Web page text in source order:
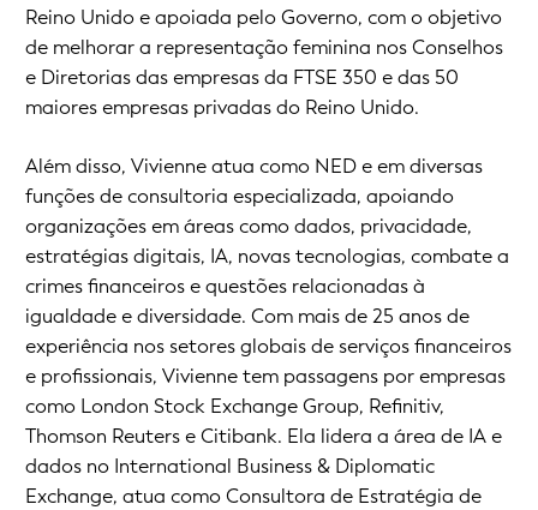
Reino Unido e apoiada pelo Governo, com o objetivo
de melhorar a representação feminina nos Conselhos
e Diretorias das empresas da FTSE 350 e das 50
maiores empresas privadas do Reino Unido.
Além disso, Vivienne atua como NED e em diversas
funções de consultoria especializada, apoiando
organizações em áreas como dados, privacidade,
estratégias digitais, IA, novas tecnologias, combate a
crimes financeiros e questões relacionadas à
igualdade e diversidade. Com mais de 25 anos de
experiência nos setores globais de serviços financeiros
e profissionais, Vivienne tem passagens por empresas
como London Stock Exchange Group, Refinitiv,
Thomson Reuters e Citibank. Ela lidera a área de IA e
dados no International Business & Diplomatic
Exchange, atua como Consultora de Estratégia de